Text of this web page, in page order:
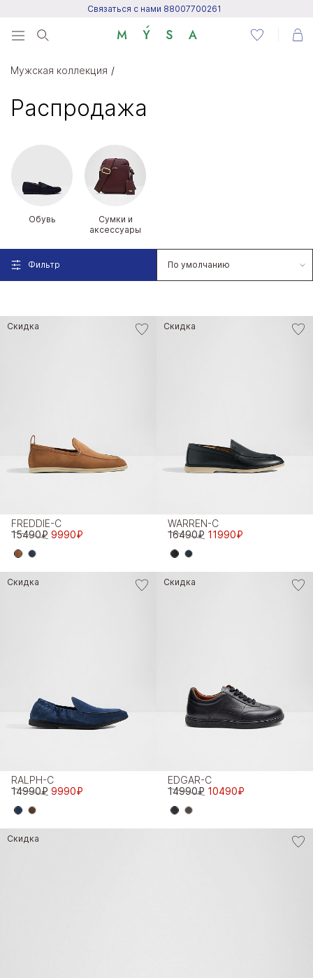
Связаться с нами 88007700261
Мужская коллекция
Распродажа
Обувь
Сумки и
аксессуары
Фильтр
FREDDIE-C
15490₽ 9990₽
Скидка
WARREN-C
16490₽ 11990₽
Скидка
RALPH-C
14990₽ 9990₽
Скидка
EDGAR-C
14990₽ 10490₽
Скидка
Скидка
Написать нам